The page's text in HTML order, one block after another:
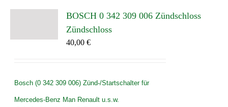
BOSCH 0 342 309 006 Zündschloss
Zündschloss
40,00€
Bosch (0 342 309 006) Zünd-/Startschalter für
Mercedes-Benz Man Renault u.s.w.